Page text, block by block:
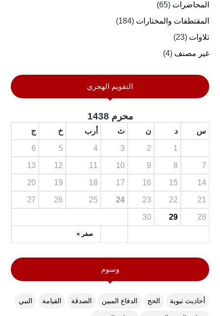
المحاضرات (65)
المقتطفات والمختارات (184)
تلاوات (23)
غير مصنف (4)
التقويم الهجري
محرم 1438
س د ن ث أرب خ ج
صفر »
1
2
3
4
5
6
7
8
9
10
11
12
13
14
15
16
17
18
19
20
21
22
23
24
25
26
27
28
29
30
وسوم
أحاديث نبوية الحج الدفاع المبين الصدقة القيامة النبي